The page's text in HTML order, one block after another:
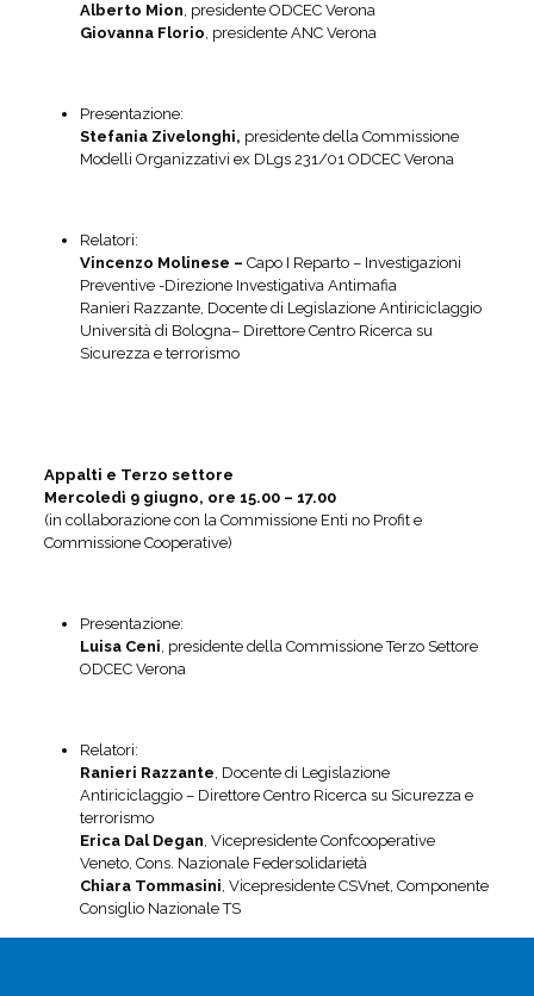
Alberto Mion, presidente ODCEC Verona
Giovanna Florio, presidente ANC Verona
Presentazione:
Stefania Zivelonghi, presidente della Commissione
Modelli Organizzativi ex DLgs 231/01 ODCEC Verona
Relatori:
Vincenzo Molinese – Capo I Reparto – Investigazioni
Preventive -Direzione Investigativa Antimafia
Ranieri Razzante, Docente di Legislazione Antiriciclaggio
Università di Bologna– Direttore Centro Ricerca su
Sicurezza e terrorismo
Appalti e Terzo settore
Mercoledì 9 giugno, ore 15.00 – 17.00
(in collaborazione con la Commissione Enti no Profit e
Commissione Cooperative)
Presentazione:
Luisa Ceni, presidente della Commissione Terzo Settore
ODCEC Verona
Relatori:
Ranieri Razzante, Docente di Legislazione
Antiriciclaggio – Direttore Centro Ricerca su Sicurezza e
terrorismo
Erica Dal Degan, Vicepresidente Confcooperative
Veneto, Cons. Nazionale Federsolidarietà
Chiara Tommasini, Vicepresidente CSVnet, Componente
Consiglio Nazionale TS